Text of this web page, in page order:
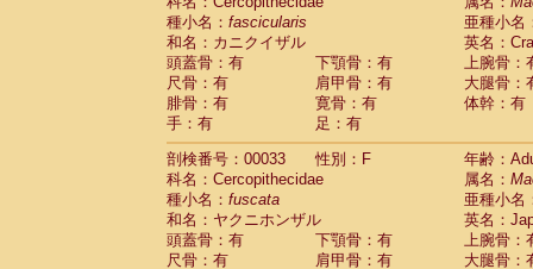
Cercopithecidae hybrid(2)
Cercopithecidae (0)
CercopithecidaeAllenopithecus
CercopithecidaeCercopithecus
CercopithecidaeCercopithecus
CercopithecidaeCercopithecus
CercopithecidaeCercopithecus diana
CercopithecidaeCercopithecus
Cercopithecidae
Cercopithecus
Cercopithecidae
Cercopithecus mitis
CercopithecidaeCercopithecus mitis
CercopithecidaeCercopithecus mitis
種小名： fascicularis
亜種小名
和名：カニクイザル
英名：
頭蓋骨：有
下顎骨：有
上腕骨：
尺骨：有
肩甲骨：有
大腿骨：
腓骨：有
寛骨：有
体幹：有
手：有
足：有
剖検番号：00033
性別：F
年齢：
科名：Cercopithecidae
属名：
種小名： fuscata
亜種小名
和名：ヤクニホンザル
英名：
頭蓋骨：有
下顎骨：有
上腕骨：
尺骨：有
肩甲骨：有
大腿骨：